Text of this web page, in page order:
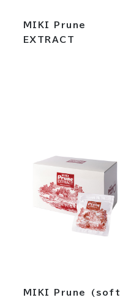
MIKI Prune
EXTRACT
MIKI Prune (soft